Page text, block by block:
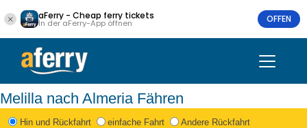
aFerry - Cheap ferry tickets
In der aFerry-App öffnen OFFEN
Melilla nach Almeria Fähren
Hin und Rückfahrt einfache Fahrt Andere Rückfahrt